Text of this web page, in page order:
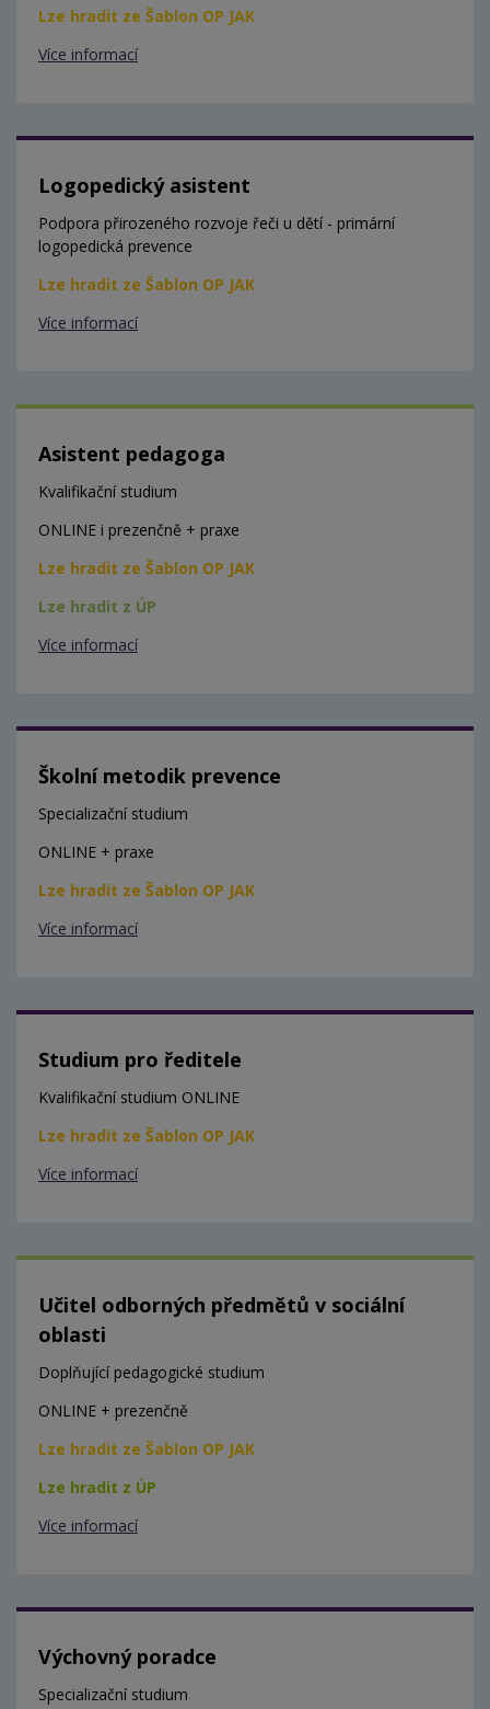
Lze hradit ze Šablon OP JAK
Více informací
Logopedický asistent
Podpora přirozeného rozvoje řeči u dětí - primární
logopedická prevence
Lze hradit ze Šablon OP JAK
Více informací
Asistent pedagoga
Kvalifikační studium
ONLINE i prezenčně + praxe
Lze hradit ze Šablon OP JAK
Lze hradit z ÚP
Více informací
Školní metodik prevence
Specializační studium
ONLINE + praxe
Lze hradit ze Šablon OP JAK
Více informací
Studium pro ředitele
Kvalifikační studium ONLINE
Lze hradit ze Šablon OP JAK
Více informací
Učitel odborných předmětů v sociální
oblasti
Doplňující pedagogické studium
ONLINE + prezenčně
Lze hradit ze Šablon OP JAK
Lze hradit z ÚP
Více informací
Výchovný poradce
Specializační studium